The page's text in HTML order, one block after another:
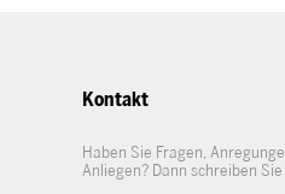
Kontakt
Haben Sie Fragen,
Anliegen? Dann schreiben